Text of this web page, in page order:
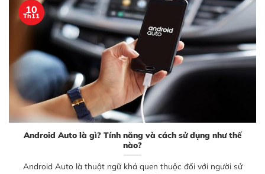
Android Auto là gì? Tính năng và cách sử dụng như thế
nào?
Android Auto là thuật ngữ khá quen thuộc đối với người sử
10
Th11